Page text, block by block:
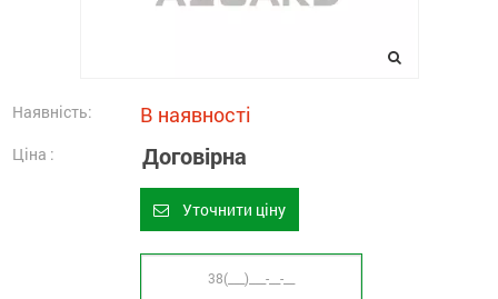
Наявність: В наявності
Ціна : Договірна
Уточнити ціну